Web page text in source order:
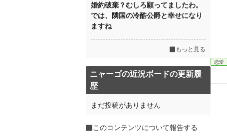
恋愛
婚約破棄？むしろ願ってましたわ。
では、隣国の冷酷公爵と幸せになり
ますね
もっと見る
ニャーゴの近況ボードの更新履
歴
まだ投稿がありません
このコンテンツについて報告する